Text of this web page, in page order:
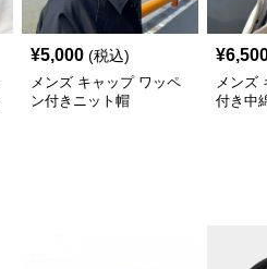
¥5,000 (税込)
メンズ キャップ ワッペ
ン付きニット帽
¥
メンズ
付き中